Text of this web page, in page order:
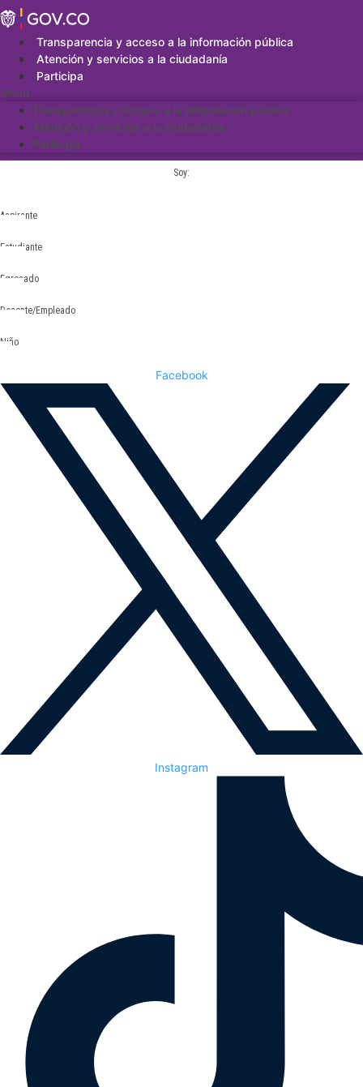
Saltar
al
contenidoTransparencia y acceso a la información pública
Atención y servicios a la ciudadanía
Participa
Menu
Transparencia y acceso a la información pública
Atención y servicios a la ciudadanía
Participa
Soy:
Aspirante
Estudiante
Egresado
Docente/Empleado
Niño
Facebook
Instagram